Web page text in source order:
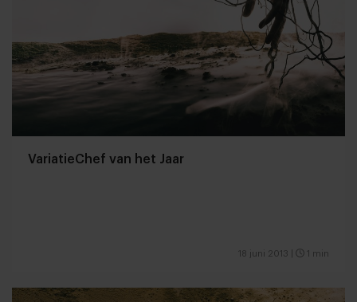
VariatieChef van het Jaar
18 juni 2013 1 min